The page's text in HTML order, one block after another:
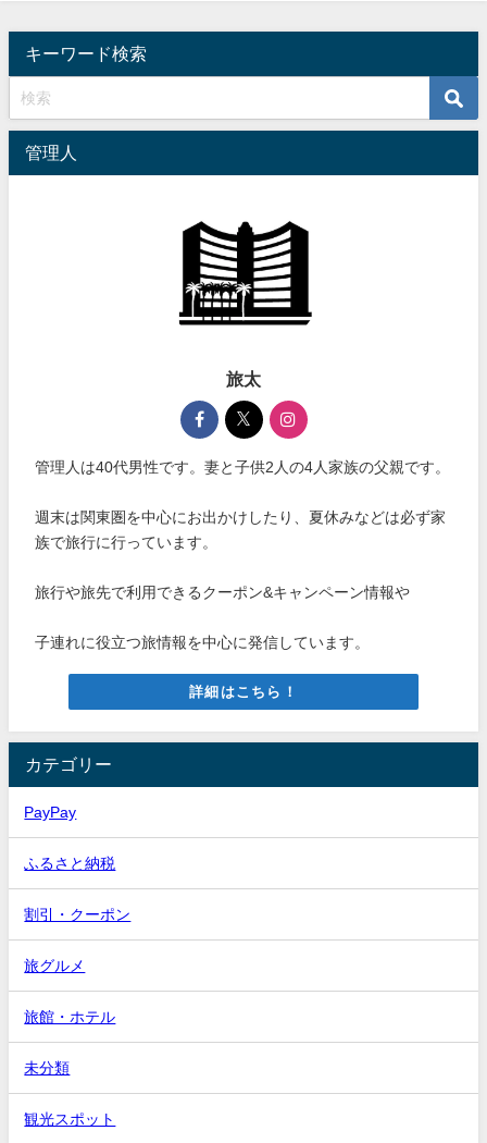
キーワード検索
管理人
旅太
管理人は40代男性です。妻と子供2人の4人家族の父親です。
週末は関東圏を中心にお出かけしたり、夏休みなどは必ず家
族で旅行に行っています。
旅行や旅先で利用できるクーポン&キャンペーン情報や
子連れに役立つ旅情報を中心に発信しています。
詳細はこちら！
カテゴリー
PayPay
ふるさと納税
割引・クーポン
旅グルメ
旅館・ホテル
未分類
観光スポット